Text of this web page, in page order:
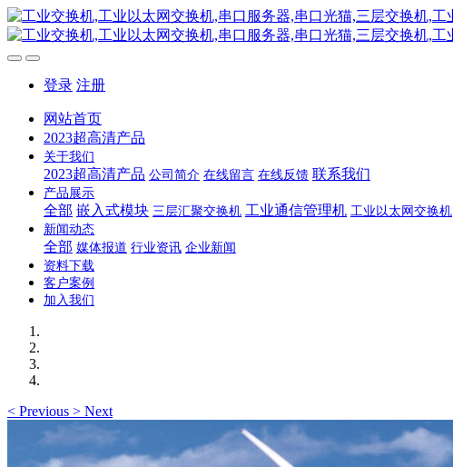
登录 注册
网站首页
2023超高清产品
关于我们
2023超高清产品 公司简介 在线留言 在线反馈 联系我们
产品展示
全部 嵌入式模块 三层汇聚交换机 工业通信管理机 工业以太网交换机
新闻动态
全部 媒体报道 行业资讯 企业新闻
资料下载
客户案例
加入我们
< Previous > Next